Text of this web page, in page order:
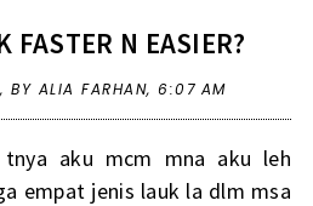
FASTER N EASIER?
, BY ALIA FARHAN, 6:07 AM
aku mcm mna aku leh
empat jenis lauk la dlm msa